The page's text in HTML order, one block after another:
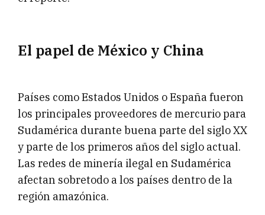
El papel de México y China
Países como Estados Unidos o España fueron
los principales proveedores de mercurio para
Sudamérica durante buena parte del siglo XX
y parte de los primeros años del siglo actual.
Las redes de minería ilegal en Sudamérica
afectan sobretodo a los países dentro de la
región amazónica.